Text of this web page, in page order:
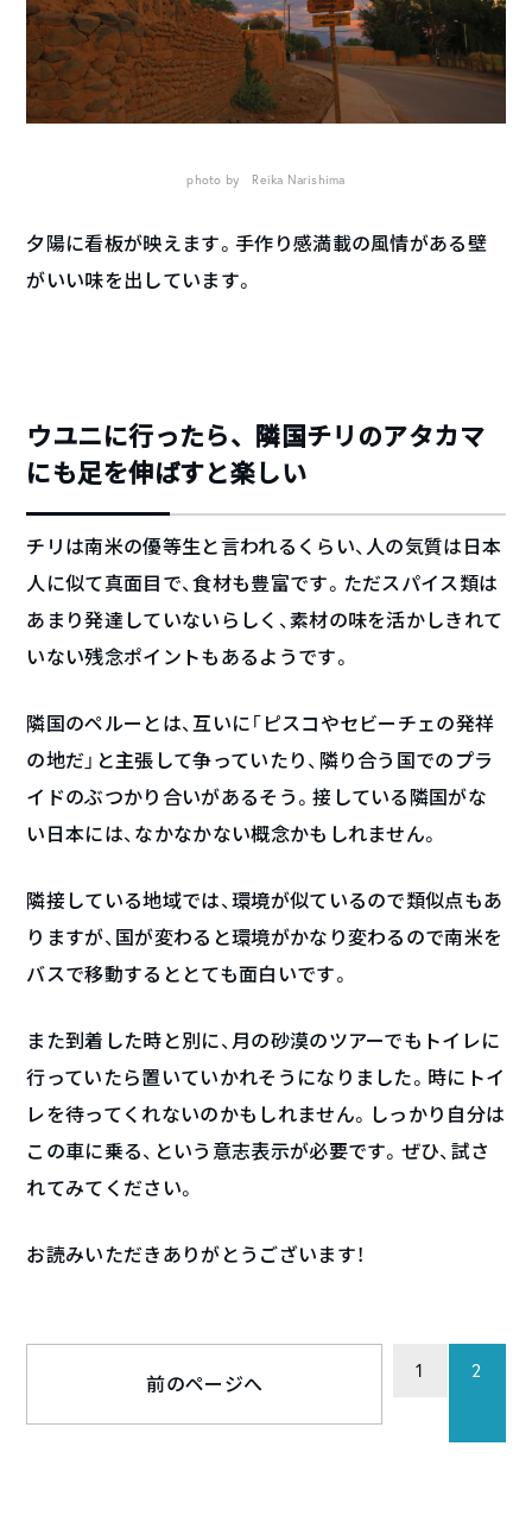
photo by Reika Narishima
夕陽に看板が映えます。手作り感満載の風情がある壁
がいい味を出しています。
ウユニに行ったら、隣国チリのアタカマ
にも足を伸ばすと楽しい
チリは南米の優等生と言われるくらい、人の気質は日本
人に似て真面目で、食材も豊富です。ただスパイス類は
あまり発達していないらしく、素材の味を活かしきれて
いない残念ポイントもあるようです。
隣国のペルーとは、互いに「ピスコやセビーチェの発祥
の地だ」と主張して争っていたり、隣り合う国でのプラ
イドのぶつかり合いがあるそう。接している隣国がな
い日本には、なかなかない概念かもしれません。
隣接している地域では、環境が似ているので類似点もあ
りますが、国が変わると環境がかなり変わるので南米を
バスで移動するととても面白いです。
また到着した時と別に、月の砂漠のツアーでもトイレに
行っていたら置いていかれそうになりました。時にトイ
レを待ってくれないのかもしれません。しっかり自分は
この車に乗る、という意志表示が必要です。ぜひ、試さ
れてみてください。
お読みいただきありがとうございます！
前のページへ
1 2